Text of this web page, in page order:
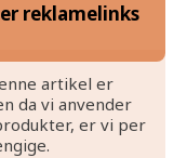
reklamelinks
artikel er
da vi anvender
er vi per